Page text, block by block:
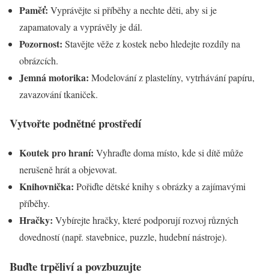
Paměť: Vyprávějte si příběhy a nechte děti, aby si je
zapamatovaly a vyprávěly je dál.
Pozornost: Stavějte věže z kostek nebo hledejte rozdíly na
obrázcích.
Jemná motorika: Modelování z plastelíny, vytrhávání papíru,
zavazování tkaniček.
Vytvořte podnětné prostředí
Koutek pro hraní: Vyhraďte doma místo, kde si dítě může
nerušeně hrát a objevovat.
Knihovnička: Pořiďte dětské knihy s obrázky a zajímavými
příběhy.
Hračky: Vybírejte hračky, které podporují rozvoj různých
dovedností (např. stavebnice, puzzle, hudební nástroje).
Buďte trpěliví a povzbuzujte